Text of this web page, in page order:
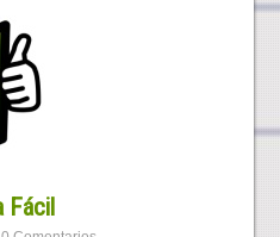
Fácil